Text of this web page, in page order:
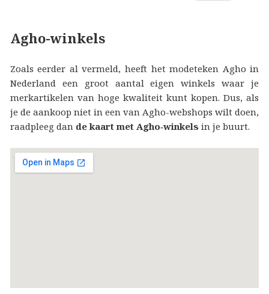
Agho-winkels
Zoals eerder al vermeld, heeft het modeteken Agho in
Nederland een groot aantal eigen winkels waar je
merkartikelen van hoge kwaliteit kunt kopen. Dus, als
je de aankoop niet in een van Agho-webshops wilt doen,
raadpleeg dan de kaart met Agho‑winkels in je buurt.